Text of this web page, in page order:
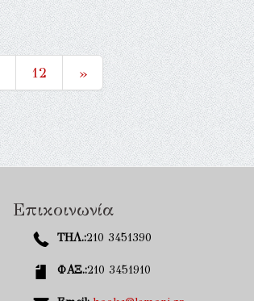
12 »
Επικοινωνία
ΤΗΛ.:210 3451390
ΦΑΞ.:210 3451910